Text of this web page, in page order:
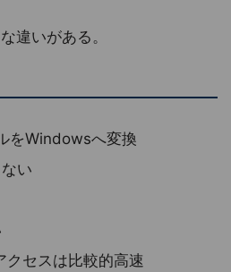
違いがある。
をWindowsへ変換
い
セスは比較的高速